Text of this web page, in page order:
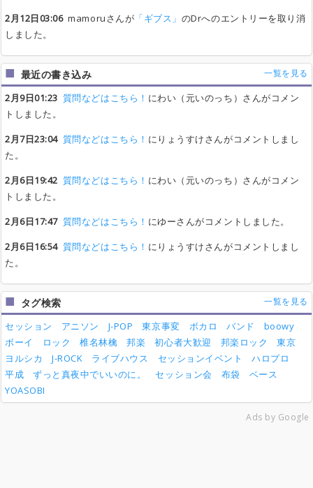
2月12日03:06mamoruさんが 「ギブス」 のDrへのエントリーを取り消
しました。
最近の書き込み 一覧を見る
2月9日01:23 質問などはこちら！ にわい（元いのっち）さんがコメン
トしました。
2月7日23:04 質問などはこちら！ にりょうすけさんがコメントしまし
た。
2月6日19:42 質問などはこちら！ にわい（元いのっち）さんがコメン
トしました。
2月6日17:47 質問などはこちら！ にゆーさんがコメントしました。
2月6日16:54 質問などはこちら！ にりょうすけさんがコメントしまし
た。
タグ検索 一覧を見る
セッション アニソン J-POP 東京事変 ボカロ バンド
boowy
ボーイ
ロック 椎名林檎 邦楽 初心者大歓迎 邦楽ロック
東京
ヨルシカ
J-ROCK ライブハウス セッションイベント
ハロプロ
平成
ずっと真夜中でいいのに。 セッション会 布袋
ベース
YOASOBI
Ads by Google